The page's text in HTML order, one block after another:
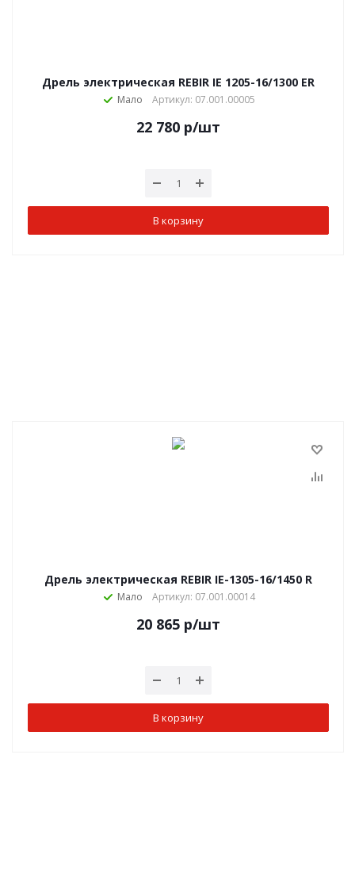
Дрель электрическая REBIR IE 1205-16/1300 ЕR
Мало Артикул: 07.001.00005
22 780 р/шт
В корзину
Дрель электрическая REBIR IE-1305-16/1450 R
Мало Артикул: 07.001.00014
20 865 р/шт
В корзину